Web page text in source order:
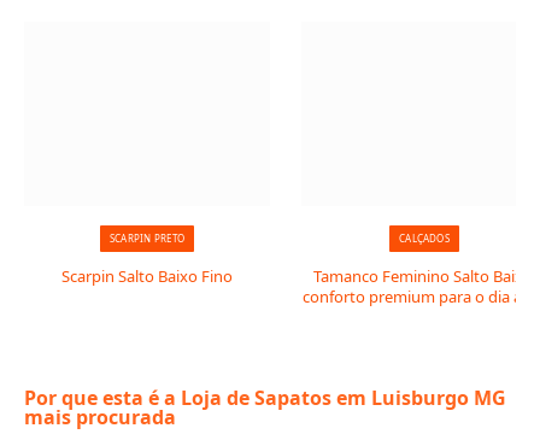
SCARPIN PRETO
Scarpin Salto Baixo Fino
CALÇADOS
Tamanco Feminino Salto Baixo:
conforto premium para o dia a
Por que esta é a Loja de Sapatos em Luisburgo MG
mais procurada